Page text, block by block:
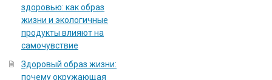
здоровью: как образ
жизни и экологичные
продукты влияют на
самочувствие
Здоровый образ жизни:
почему окружающая